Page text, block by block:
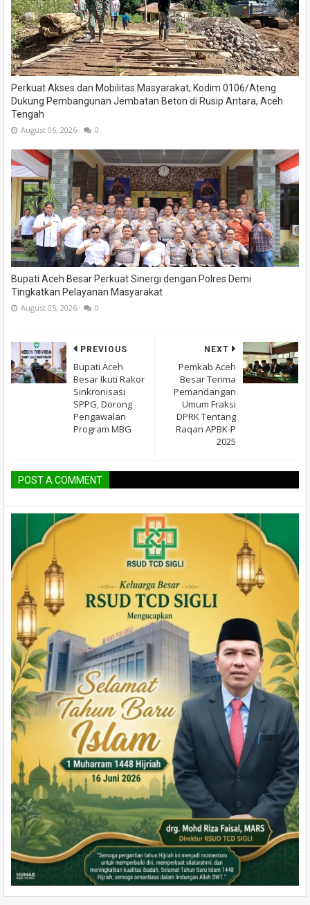
Perkuat Akses dan Mobilitas Masyarakat, Kodim 0106/Ateng
Dukung Pembangunan Jembatan Beton di Rusip Antara, Aceh
Tengah
August 06, 2026 0
Bupati Aceh Besar Perkuat Sinergi dengan Polres Demi
Tingkatkan Pelayanan Masyarakat
August 05, 2026 0
NEXT
Pemkab Aceh
Besar Terima
Pemandangan
Umum Fraksi
DPRK Tentang
Raqan APBK-P
2025
PREVIOUS
Bupati Aceh
Besar Ikuti Rakor
Sinkronisasi
SPPG, Dorong
Pengawalan
Program MBG
POST A COMMENT